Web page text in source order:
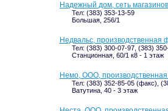
Надежный дом, сеть
Тел: (383) 353-13-59
Большая, 256/1
Недвальс, производственная
Тел: (383) 300-07-97, (383)
Станционная, 60/1 к8 - 1 этаж
Немо, ООО,
Тел: (383) 352-85-05 (факс),
Ватутина, 40 - 3 этаж